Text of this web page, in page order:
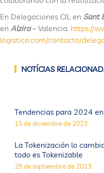
En Delegaciones CIL en Sant
en Alzira– Valencia. https://
logistica.com/contacto/
NOTÍCIAS
Tendencias para 2024
15 de diciembre de 2023
La Tokenización lo
todo es Tokenizable
29 de septiembre de 2023